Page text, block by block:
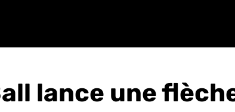
lance une